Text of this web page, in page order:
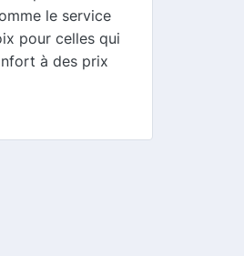
le service
pour celles qui
à des prix